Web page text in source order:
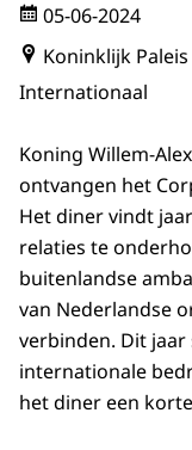
05-06-2024
Koninklijk
Internationaal
Koning Willem-
ontvangen het
Het diner vindt
relaties te
buitenlandse
van Nederlandse
verbinden. Dit
internationale
het diner een